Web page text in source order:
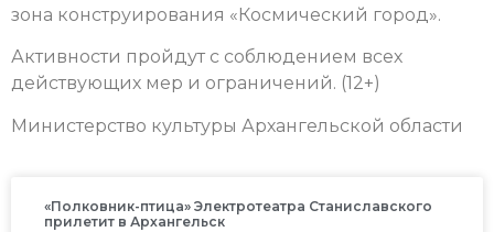
зона конструирования «Космический город».
Активности пройдут с соблюдением всех
действующих мер и ограничений. (12+)
Министерство культуры Архангельской области
«Полковник-птица» Электротеатра Станиславского
прилетит в Архангельск